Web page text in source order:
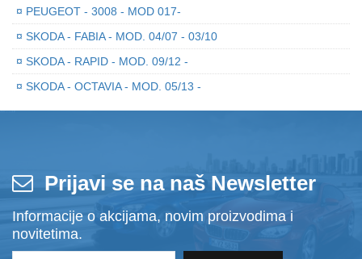
¤ PEUGEOT - 3008 - MOD 017-
¤ SKODA - FABIA - MOD. 04/07 - 03/10
¤ SKODA - RAPID - MOD. 09/12 -
¤ SKODA - OCTAVIA - MOD. 05/13 -
Prijavi se na naš Newsletter
Informacije o akcijama, novim proizvodima i
novitetima.